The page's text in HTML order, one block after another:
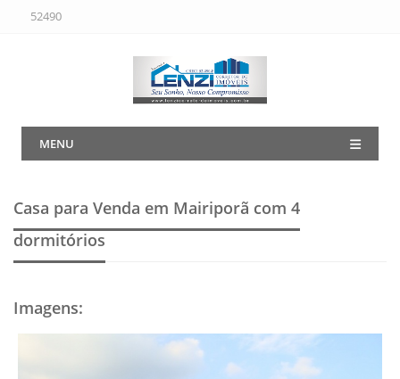
52490
MENU
Casa para Venda em Mairiporã com 4
dormitórios
Imagens: